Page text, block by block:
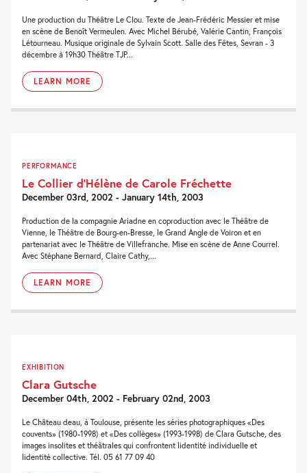
Une production du Théâtre Le Clou. Texte de Jean-Frédéric Messier et mise
en scène de Benoît Vermeulen. Avec Michel Bérubé, Valérie Cantin, François
Létourneau. Musique originale de Sylvain Scott. Salle des Fêtes, Sevran - 3
décembre à 19h30 Théâtre TJP...
LEARN MORE
PERFORMANCE
Le Collier d’Hélène de Carole Fréchette
December 03rd, 2002 - January 14th, 2003
Production de la compagnie Ariadne en coproduction avec le Théâtre de
Vienne, le Théâtre de Bourg-en-Bresse, le Grand Angle de Voiron et en
partenariat avec le Théâtre de Villefranche. Mise en scène de Anne Courrel.
Avec Stéphane Bernard, Claire Cathy,...
LEARN MORE
EXHIBITION
Clara Gutsche
December 04th, 2002 - February 02nd, 2003
Le Château deau, à Toulouse, présente les séries photographiques «Des
couvents» (1980-1998) et «Des collèges» (1993-1998) de Clara Gutsche, des
images insolites et théâtrales qui confrontent lidentité individuelle et
lidentité collective. Tél. 05 61 77 09 40